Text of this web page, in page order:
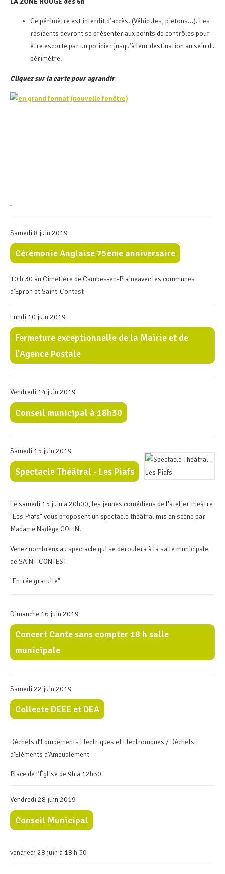
Ce périmètre est interdit d’accès. (Véhicules, piétons...). Les
résidents devront se présenter aux points de contrôles pour
être escorté par un policier jusqu’à leur destination au sein du
périmètre.
Cliquez sur la carte pour agrandir
Samedi 8 juin 2019
Cérémonie Anglaise 75ème anniversaire
10 h 30 au Cimetière de Cambes-en-Plaineavec les communes
d'Epron et Saint-Contest
Lundi 10 juin 2019
Fermeture exceptionnelle de la Mairie et de
l'Agence Postale
Vendredi 14 juin 2019
Conseil municipal à 18h30
Samedi 15 juin 2019
Spectacle Théâtral - Les Piafs
Le samedi 15 juin à 20h00, les jeunes comédiens de l'atelier théâtre
"Les Piafs" vous proposent un spectacle théâtral mis en scène par
Madame Nadège COLIN.
Venez nombreux au spectacle qui se déroulera à la salle municipale
de SAINT-CONTEST
"Entrée gratuite"
Dimanche 16 juin 2019
Concert Cante sans compter 18 h salle
municipale
Samedi 22 juin 2019
Collecte DEEE et DEA
Déchets d’Equipements Electriques et Electroniques / Déchets
d’Eléments d’Ameublement
Place de l’Église de 9h à 12h30
Vendredi 28 juin 2019
Conseil Municipal
vendredi 28 juin à 18 h 30